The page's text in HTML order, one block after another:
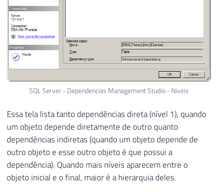
SQL Server - Dependencias Management Studio - Niveis
Essa tela lista tanto dependências direta (nível 1), quando
um objeto depende diretamente de outro quanto
dependências indiretas (quando um objeto depende de
outro objeto e esse outro objeto é que possui a
dependência). Quando mais níveis aparecem entre o
objeto inicial e o final, maior é a hierarquia deles.